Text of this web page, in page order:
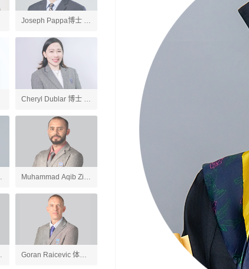
Joseph Pappa博士 美
国文学、AP英语语言
和写作老师
Cheryl Dublar 博士 社
会研究老师
Muhammad Aqib Zia
人工智能导论与
ChatGPT应用、游戏
开发、AP计算机科学
原理老师
Goran Raicevic 体育